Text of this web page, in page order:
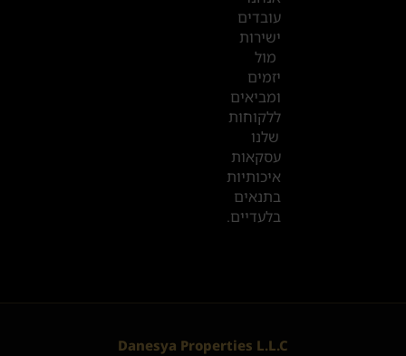
עובדים
ישירות
מול
יזמים
ומביאים
ללקוחות
שלנו
עסקאות
איכותיות
בתנאים
בלעדיים.
Danesya Properties L.L.C